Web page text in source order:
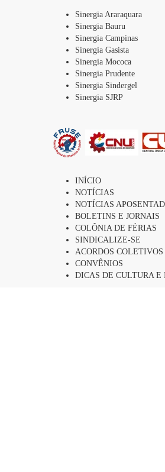
Sinergia Araraquara
Sinergia Bauru
Sinergia Campinas
Sinergia Gasista
Sinergia Mococa
Sinergia Prudente
Sinergia Sindergel
Sinergia SJRP
INÍCIO
NOTÍCIAS
NOTÍCIAS
BOLETINS E JORNAIS
COLÔNIA DE FÉRIAS
SINDICALIZE-SE
ACORDOS COLETIVOS
CONVÊNIOS
DICAS DE CULTURA E